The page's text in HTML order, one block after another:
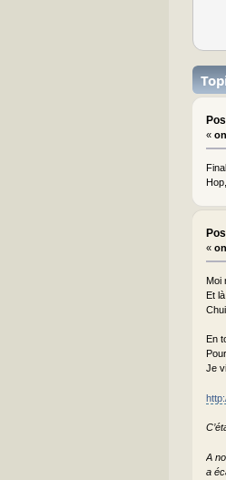
«
«
Moi
Et
En
Je
A
a